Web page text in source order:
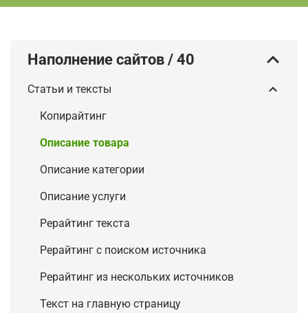
Наполнение сайтов / 40
Статьи и тексты
Копирайтинг
Описание товара
Описание категории
Описание услуги
Рерайтинг текста
Рерайтинг с поиском источника
Рерайтинг из нескольких источников
Текст на главную страницу